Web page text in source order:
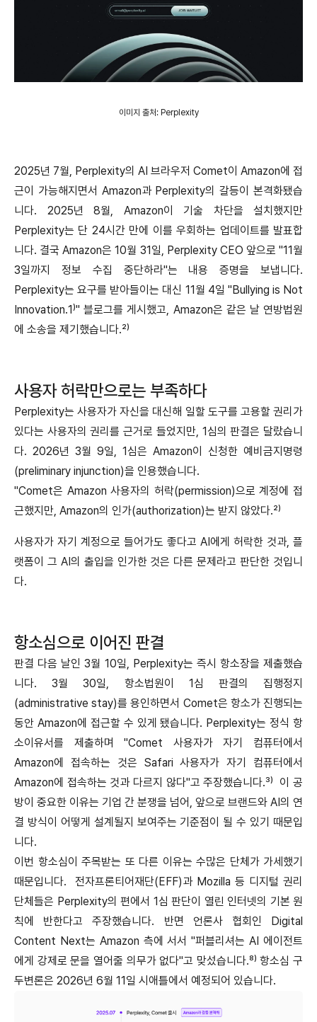
이미지 출처: Perplexity
2025년 7월, Perplexity의 AI 브라우저 Comet이 Amazon에 접
근이 가능해지면서 Amazon과 Perplexity의 갈등이 본격화됐습
니다. 2025년 8월, Amazon이 기술 차단을 설치했지만
Perplexity는 단 24시간 만에 이를 우회하는 업데이트를 발표합
니다. 결국 Amazon은 10월 31일, Perplexity CEO 앞으로 "11월
3일까지 정보 수집 중단하라"는 내용 증명을 보냅니다.
Perplexity는 요구를 받아들이는 대신 11월 4일 "Bullying is Not
Innovation.1⁾" 블로그를 게시했고, Amazon은 같은 날 연방법원
에 소송을 제기했습니다.²⁾
사용자 허락만으로는 부족하다
Perplexity는 사용자가 자신을 대신해 일할 도구를 고용할 권리가
있다는 사용자의 권리를 근거로 들었지만, 1심의 판결은 달랐습니
다. 2026년 3월 9일, 1심은 Amazon이 신청한 예비금지명령
(preliminary injunction)을 인용했습니다.
"Comet은 Amazon 사용자의 허락(permission)으로 계정에 접
근했지만, Amazon의 인가(authorization)는 받지 않았다.²⁾
사용자가 자기 계정으로 들어가도 좋다고 AI에게 허락한 것과, 플
랫폼이 그 AI의 출입을 인가한 것은 다른 문제라고 판단한 것입니
다.
항소심으로 이어진 판결
판결 다음 날인 3월 10일, Perplexity는 즉시 항소장을 제출했습
니다. 3월 30일, 항소법원이 1심 판결의 집행정지
(administrative stay)를 용인하면서 Comet은 항소가 진행되는
동안 Amazon에 접근할 수 있게 됐습니다. Perplexity는 정식 항
소이유서를 제출하며 "Comet 사용자가 자기 컴퓨터에서
Amazon에 접속하는 것은 Safari 사용자가 자기 컴퓨터에서
Amazon에 접속하는 것과 다르지 않다"고 주장했습니다.³⁾ 이 공
방이 중요한 이유는 기업 간 분쟁을 넘어, 앞으로 브랜드와 AI의 연
결 방식이 어떻게 설계될지 보여주는 기준점이 될 수 있기 때문입
니다.
이번 항소심이 주목받는 또 다른 이유는 수많은 단체가 가세했기
때문입니다. 전자프론티어재단(EFF)과 Mozilla 등 디지털 권리
단체들은 Perplexity의 편에서 1심 판단이 열린 인터넷의 기본 원
칙에 반한다고 주장했습니다. 반면 언론사 협회인 Digital
Content Next는 Amazon 측에 서서 "퍼블리셔는 AI 에이전트
에게 강제로 문을 열어줄 의무가 없다"고 맞섰습니다.⁸⁾ 항소심 구
두변론은 2026년 6월 11일 시애틀에서 예정되어 있습니다.